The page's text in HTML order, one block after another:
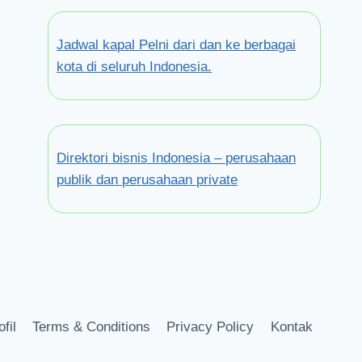
Jadwal kapal Pelni dari dan ke berbagai
kota di seluruh Indonesia.
Direktori bisnis Indonesia – perusahaan
publik dan perusahaan private
Terms & Conditions Privacy Policy Kontak